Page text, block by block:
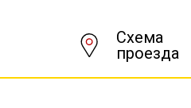
Схема
проезда